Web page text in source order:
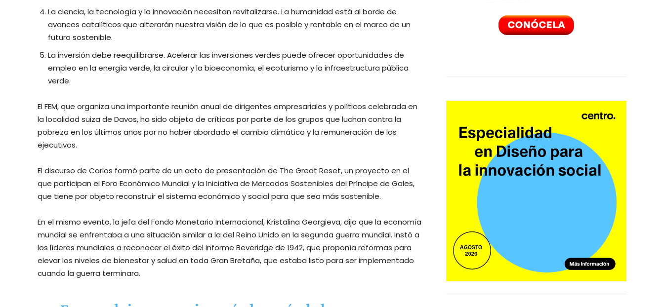
La ciencia, la tecnología y la innovación necesitan revitalizarse. La humanidad está al borde de
avances catalíticos que alterarán nuestra visión de lo que es posible y rentable en el marco de un
futuro sostenible.
La inversión debe reequilibrarse. Acelerar las inversiones verdes puede ofrecer oportunidades de
empleo en la energía verde, la circular y la bioeconomía, el ecoturismo y la infraestructura pública
verde.
El FEM, que organiza una importante reunión anual de dirigentes empresariales y políticos celebrada en
la localidad suiza de Davos, ha sido objeto de críticas por parte de los grupos que luchan contra la
pobreza en los últimos años por no haber abordado el cambio climático y la remuneración de los
ejecutivos.
El discurso de Carlos formó parte de un acto de presentación de The Great Reset, un proyecto en el
que participan el Foro Económico Mundial y la Iniciativa de Mercados Sostenibles del Príncipe de Gales,
que tiene por objeto reconstruir el sistema económico y social para que sea más sostenible.
En el mismo evento, la jefa del Fondo Monetario Internacional, Kristalina Georgieva, dijo que la economía
mundial se enfrentaba a una situación similar a la del Reino Unido en la segunda guerra mundial. Instó a
los líderes mundiales a reconocer el éxito del informe Beveridge de 1942, que proponía reformas para
elevar los niveles de bienestar y salud en toda Gran Bretaña, que estaba listo para ser implementado
cuando la guerra terminara.